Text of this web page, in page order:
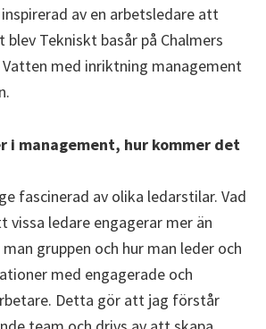
av en arbetsledare att
blev Tekniskt basår på Chalmers
Vatten med inriktning management
i management, hur kommer det
fascinerad av olika ledarstilar. Vad
vissa ledare engagerar mer än
gruppen och hur man leder och
med engagerade och
Detta gör att jag förstår